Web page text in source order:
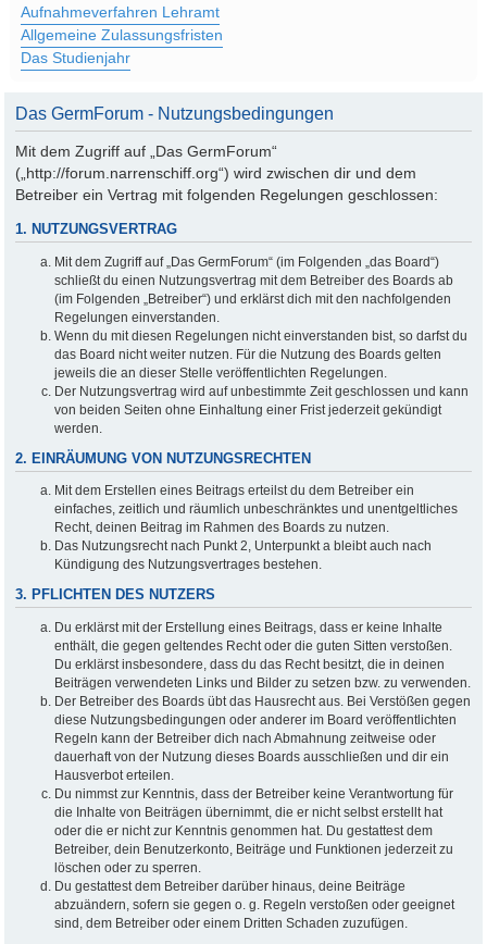
Aufnahmeverfahren Lehramt
Allgemeine Zulassungsfristen
Das Studienjahr
Das GermForum - Nutzungsbedingungen
Mit dem Zugriff auf „Das GermForum“
(„http://forum.narrenschiff.org“) wird zwischen dir und dem
Betreiber ein Vertrag mit folgenden Regelungen geschlossen:
1. NUTZUNGSVERTRAG
Mit dem Zugriff auf „Das GermForum“ (im Folgenden „das Board“)
schließt du einen Nutzungsvertrag mit dem Betreiber des Boards ab
(im Folgenden „Betreiber“) und erklärst dich mit den nachfolgenden
Regelungen einverstanden.
Wenn du mit diesen Regelungen nicht einverstanden bist, so darfst du
das Board nicht weiter nutzen. Für die Nutzung des Boards gelten
jeweils die an dieser Stelle veröffentlichten Regelungen.
Der Nutzungsvertrag wird auf unbestimmte Zeit geschlossen und kann
von beiden Seiten ohne Einhaltung einer Frist jederzeit gekündigt
werden.
2. EINRÄUMUNG VON NUTZUNGSRECHTEN
Mit dem Erstellen eines Beitrags erteilst du dem Betreiber ein
einfaches, zeitlich und räumlich unbeschränktes und unentgeltliches
Recht, deinen Beitrag im Rahmen des Boards zu nutzen.
Das Nutzungsrecht nach Punkt 2, Unterpunkt a bleibt auch nach
Kündigung des Nutzungsvertrages bestehen.
3. PFLICHTEN DES NUTZERS
Du erklärst mit der Erstellung eines Beitrags, dass er keine Inhalte
enthält, die gegen geltendes Recht oder die guten Sitten verstoßen.
Du erklärst insbesondere, dass du das Recht besitzt, die in deinen
Beiträgen verwendeten Links und Bilder zu setzen bzw. zu verwenden.
Der Betreiber des Boards übt das Hausrecht aus. Bei Verstößen gegen
diese Nutzungsbedingungen oder anderer im Board veröffentlichten
Regeln kann der Betreiber dich nach Abmahnung zeitweise oder
dauerhaft von der Nutzung dieses Boards ausschließen und dir ein
Hausverbot erteilen.
Du nimmst zur Kenntnis, dass der Betreiber keine Verantwortung für
die Inhalte von Beiträgen übernimmt, die er nicht selbst erstellt hat
oder die er nicht zur Kenntnis genommen hat. Du gestattest dem
Betreiber, dein Benutzerkonto, Beiträge und Funktionen jederzeit zu
löschen oder zu sperren.
Du gestattest dem Betreiber darüber hinaus, deine Beiträge
abzuändern, sofern sie gegen o. g. Regeln verstoßen oder geeignet
sind, dem Betreiber oder einem Dritten Schaden zuzufügen.